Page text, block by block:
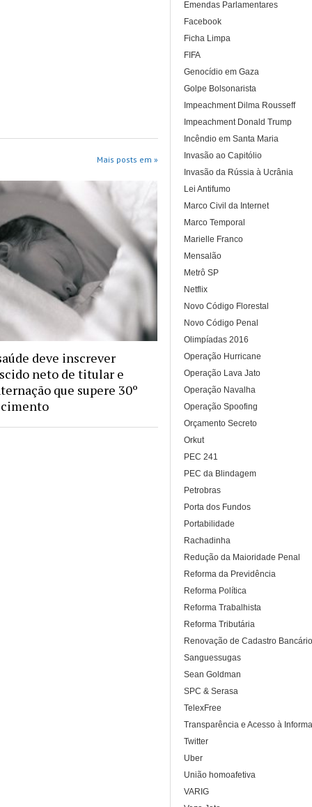
Mais posts em »
deve inscrever
neto de titular e
que supere 30º
Emendas Parlamentares
Facebook
Ficha Limpa
FIFA
Genocídio em Gaza
Golpe Bolsonarista
Impeachment Dilma Rousseff
Impeachment Donald Trump
Incêndio em Santa Maria
Invasão ao Capitólio
Invasão da Rússia à Ucrânia
Lei Antifumo
Marco Civil da Internet
Marco Temporal
Marielle Franco
Mensalão
Metrô SP
Netflix
Novo Código Florestal
Novo Código Penal
Olimpíadas 2016
Operação Hurricane
Operação Lava Jato
Operação Navalha
Operação Spoofing
Orçamento Secreto
Orkut
PEC 241
PEC da Blindagem
Petrobras
Porta dos Fundos
Portabilidade
Rachadinha
Redução da Maioridade Penal
Reforma da Previdência
Reforma Política
Reforma Trabalhista
Reforma Tributária
Renovação de Cadastro
Sanguessugas
Sean Goldman
SPC & Serasa
TelexFree
Transparência e Acesso à
Twitter
Uber
União homoafetiva
VARIG